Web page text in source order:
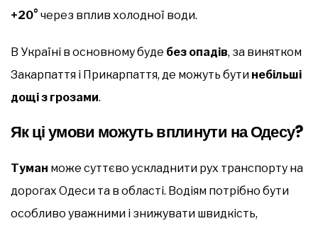
+20° через вплив холодної води.
В Україні в основному буде без опадів, за винятком
Закарпаття і Прикарпаття, де можуть бути небільші
дощі з грозами.
Як ці умови можуть вплинути на Одесу?
Туман може суттєво ускладнити рух транспорту на
дорогах Одеси та в області. Водіям потрібно бути
особливо уважними і знижувати швидкість,